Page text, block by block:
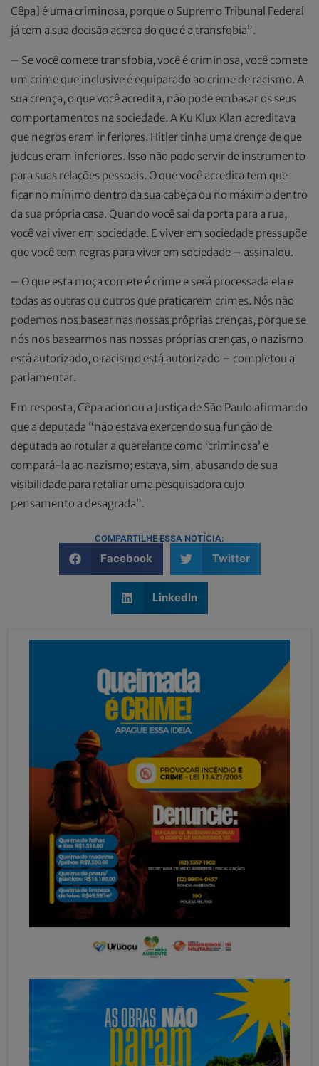
Cêpa] é uma criminosa, porque o Supremo Tribunal Federal
já tem a sua decisão acerca do que é a transfobia”.
– Se você comete transfobia, você é criminosa, você comete
um crime que inclusive é equiparado ao crime de racismo. A
sua crença, o que você acredita, não pode embasar os seus
comportamentos na sociedade. A Ku Klux Klan acreditava
que negros eram inferiores. Hitler tinha uma crença de que
judeus eram inferiores. Isso não pode servir de instrumento
para suas relações pessoais. O que você acredita tem que
ficar no mínimo dentro da sua cabeça ou no máximo dentro
da sua própria casa. Quando você sai da porta para a rua,
você vai viver em sociedade. E viver em sociedade pressupõe
que você tem regras para viver em sociedade – assinalou.
– O que esta moça comete é crime e será processada ela e
todas as outras ou outros que praticarem crimes. Nós não
podemos nos basear nas nossas próprias crenças, porque se
nós nos basearmos nas nossas próprias crenças, o nazismo
está autorizado, o racismo está autorizado – completou a
parlamentar.
Em resposta, Cêpa acionou a Justiça de São Paulo afirmando
que a deputada “não estava exercendo sua função de
deputada ao rotular a querelante como ‘criminosa’ e
compará-la ao nazismo; estava, sim, abusando de sua
visibilidade para retaliar uma pesquisadora cujo
pensamento a desagrada”.
COMPARTILHE ESSA NOTÍCIA:
Facebook Twitter
LinkedIn